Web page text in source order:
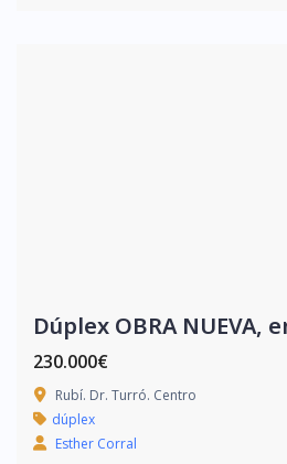
Dúplex OBRA NUEVA,
230.000€
Rubí. Dr. Turró. Centro
dúplex
Esther Corral